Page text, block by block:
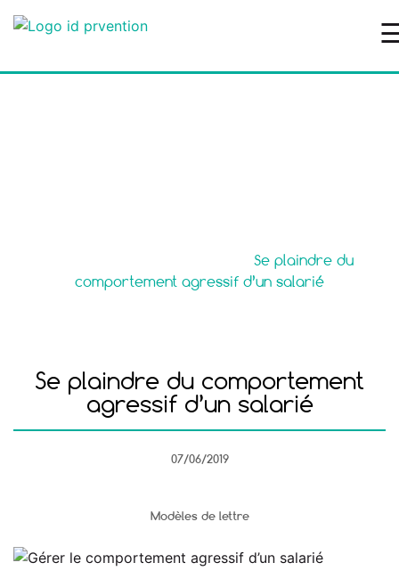
Se plaindre du
comportement agressif d’un salarié
Se plaindre du comportement
agressif d’un salarié
07/06/2019
Modèles de lettre